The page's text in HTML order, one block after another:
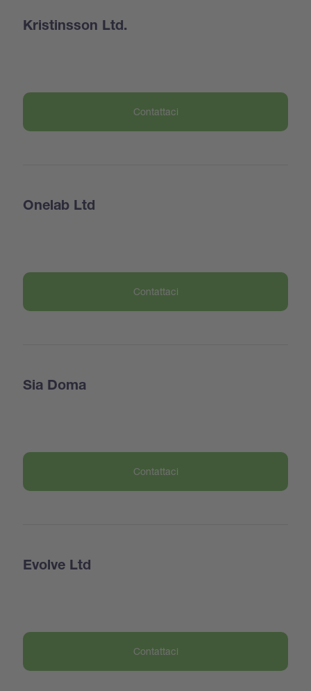
Kristinsson Ltd.
Contattaci
Onelab Ltd
Contattaci
Sia Doma
Contattaci
Evolve Ltd
Contattaci